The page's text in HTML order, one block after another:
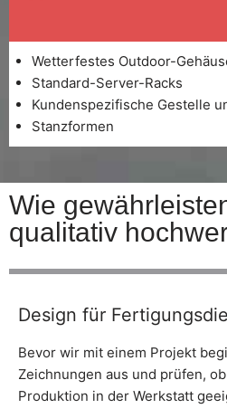
Wetterfestes Outdoor-
Standard-Server-Racks
Kundenspezifische Gestelle
Stanzformen
Wie
qualitativ
Design für
Bevor wir mit einem Projekt
Zeichnungen aus und prüfen,
Produktion in der Werkstatt